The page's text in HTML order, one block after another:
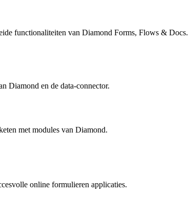
functionaliteiten van Diamond Forms, Flows & Docs.
Diamond en de data-connector.
met modules van Diamond.
online formulieren applicaties.